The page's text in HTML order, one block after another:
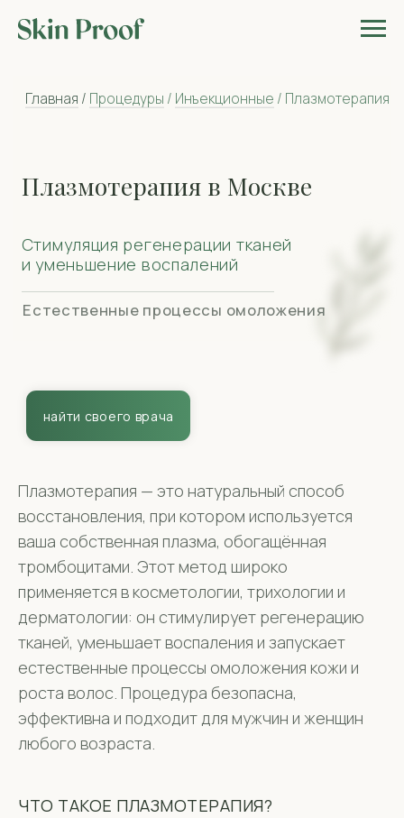
и уменьшение воспалений
Плазмотерапия — это натуральный способ
восстановления, при котором используется
ваша собственная плазма, обогащённая
тромбоцитами. Этот метод широко
применяется в косметологии, трихологии и
дерматологии: он стимулирует регенерацию
тканей, уменьшает воспаления и запускает
естественные процессы омоложения кожи и
роста волос. Процедура безопасна,
эффективна и подходит для мужчин и женщин
любого возраста.
ЧТО ТАКОЕ ПЛАЗМОТЕРАПИЯ?